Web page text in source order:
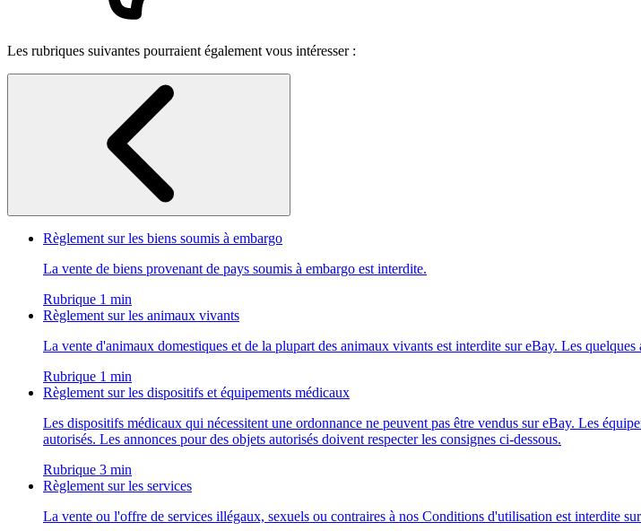
Les rubriques suivantes pourraient également vous intéresser :
Règlement sur les biens soumis à embargo
La vente de biens provenant de pays soumis à embargo est interdite.
Rubrique 1 min
Règlement sur les animaux vivants
La vente d'animaux domestiques et de la plupart des animaux vivants est interdite sur eBay. Les
Rubrique 1 min
Règlement sur les dispositifs et équipements médicaux
Les dispositifs médicaux qui nécessitent une ordonnance ne peuvent pas être vendus sur eBay. Les
autorisés. Les annonces pour des objets autorisés doivent respecter les consignes ci-dessous.
Rubrique 3 min
Règlement sur les services
La vente ou l'offre de services illégaux, sexuels ou contraires à nos Conditions d'utilisation est interdite